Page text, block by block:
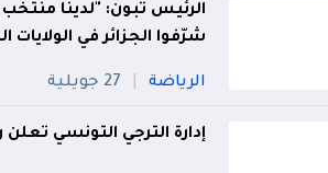
الرئيس تبون: "لدينا
شرّفوا الجزائر في الولايات
الرياضة 27 جويلية
إدارة الترجي التونسي